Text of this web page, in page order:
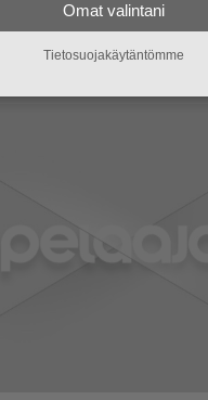
Arabiaan –
Omat valintani
Tietosuojakäytäntömme